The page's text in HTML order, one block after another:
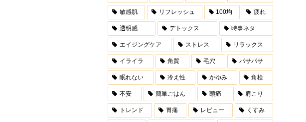
敏感肌 リフレッシュ 100均 疲れ
透明感 デトックス 時事ネタ
エイジングケア ストレス リラックス
イライラ 角質 毛穴 パサパサ
眠れない 冷え性 かゆみ 角栓
不安 簡単ごはん 頭痛 肩こり
トレンド 胃痛 レビュー くすみ